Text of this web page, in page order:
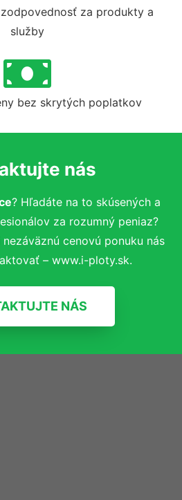
za produkty a
služby
bez skrytých poplatkov
nás
? Hľadáte na to skúsených a
za rozumný peniaz?
cenovú ponuku nás
– www.i-ploty.sk.
NÁS